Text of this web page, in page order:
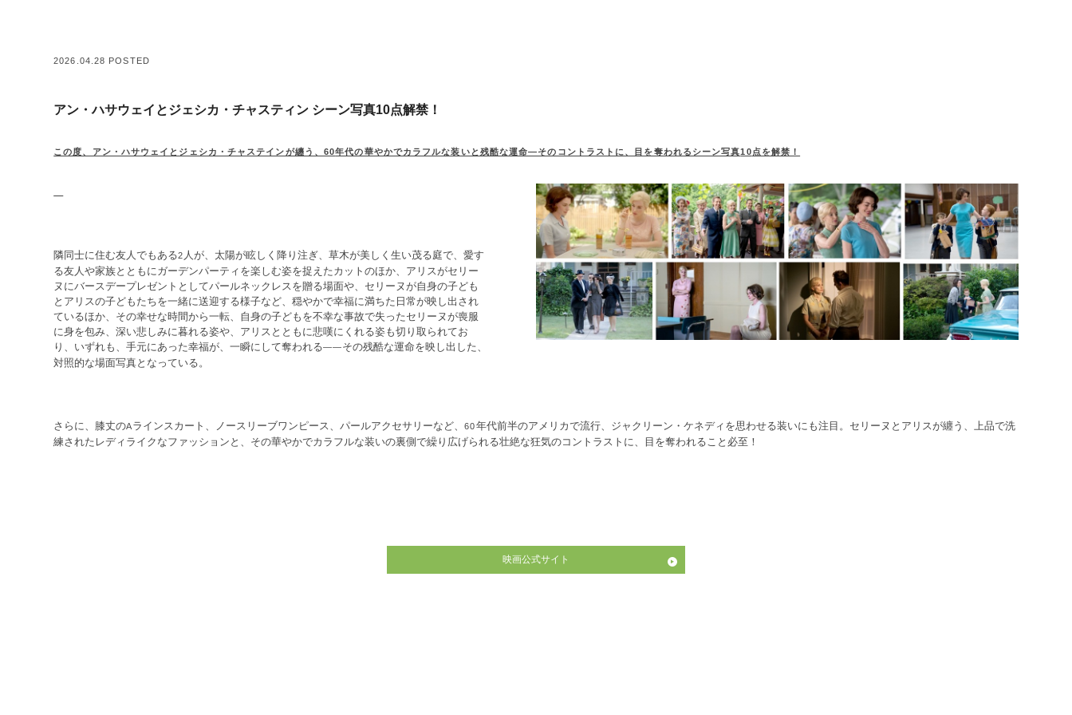
2026.04.28 POSTED
アン・ハサウェイとジェシカ・チャスティン シーン写真10点解禁！
この度、アン・ハサウェイとジェシカ・チャステインが纏う、 60年代の華やかでカラフルな装いと残酷な運命―そのコントラストに、目を奪われるシーン写真10点を解禁！
隣同士に住む友人でもある2 人が、太陽が眩しく降り注ぎ、草木が美しく生い茂る庭で、愛す
る友人や家族とともにガーデンパーティを楽しむ姿を捉えたカットのほか、アリスがセリー
ヌにバースデープレゼントとしてパールネックレスを贈る場面や、セリーヌが自身の子ども
とアリスの子どもたちを一緒に送迎する様子など、穏やかで幸福に満ちた日常が映し出され
ているほか、その幸せな時間から一転、自身の子どもを不幸な事故で失ったセリーヌが喪服
に身を包み、深い悲しみに暮れる姿や、アリスとともに悲嘆にくれる姿も切り取られてお
り、いずれも、手元にあった幸福が、一瞬にして奪われる――その残酷な運命を映し出した、
対照的な場面写真となっている。
さらに、膝丈のAラインスカート、ノースリーブワンピース、パールアクセサリーなど、60年代前半のアメリカで流行、ジャクリーン・ケネディを思わせる装いにも注目。セリーヌとアリスが纏う、上品で洗
練されたレディライクなファッションと、その華やかでカラフルな装いの裏側で繰り広げられる壮絶な狂気のコントラストに、目を奪われること必至！
映画公式サイト